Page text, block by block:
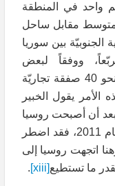
واحد في المنطقة
مقابل ساحل
بين سوريا
كيلومتراً مربّعاً، ووفقاً لبعض
المراقبين، فقد بلغت العقود الروسيّة نحو 40 صفقة تجاريّة
وحول هذه الأمر يقول الخبير
أن أصبحت روسيا
الداعم الرئيسي للنظام السوري منذ عام 2011، فقد اضطر
اتجهت روسيا إلى
ما تستطيع[xiii]
.